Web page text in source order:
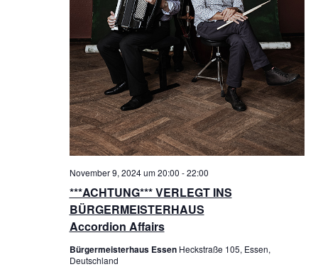
***ACHTUNG*** VERLEGT INS
BÜRGERMEISTERHAUS
Accordion Affairs
November 9, 2024 um 20:00 -22:00
Bürgermeisterhaus Essen Heckstraße 105, Essen,
Deutschland